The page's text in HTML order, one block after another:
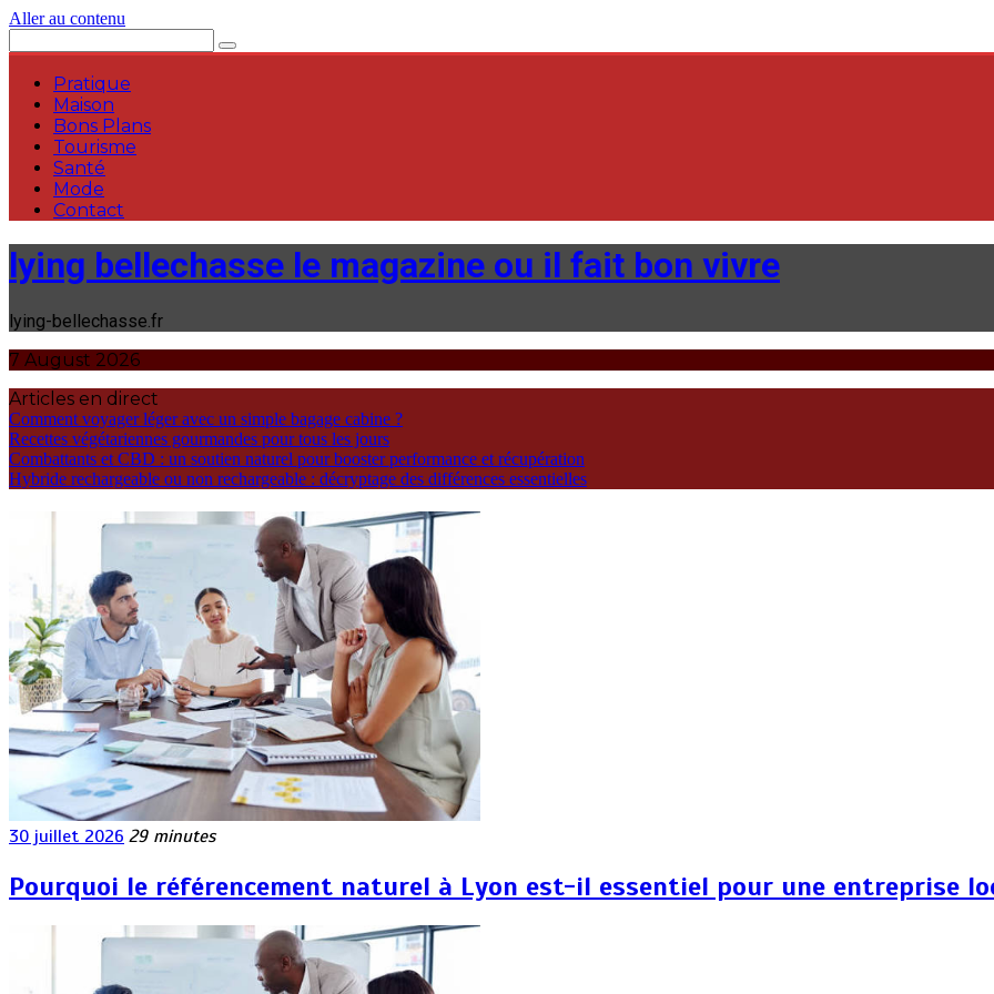
Aller au contenu
Pratique
Maison
Bons Plans
Tourisme
Santé
Mode
Contact
lying bellechasse le magazine ou il fait bon vivre
lying-bellechasse.fr
7 August 2026
Articles en direct
Comment voyager léger avec un simple bagage cabine ?
Recettes végétariennes gourmandes pour tous les jours
Combattants et CBD : un soutien naturel pour booster performance et récupération
Hybride rechargeable ou non rechargeable : décryptage des différences essentielles
30 juillet 2026 29 minutes
Pourquoi le référencement naturel à Lyon est-il essentiel pour une entreprise